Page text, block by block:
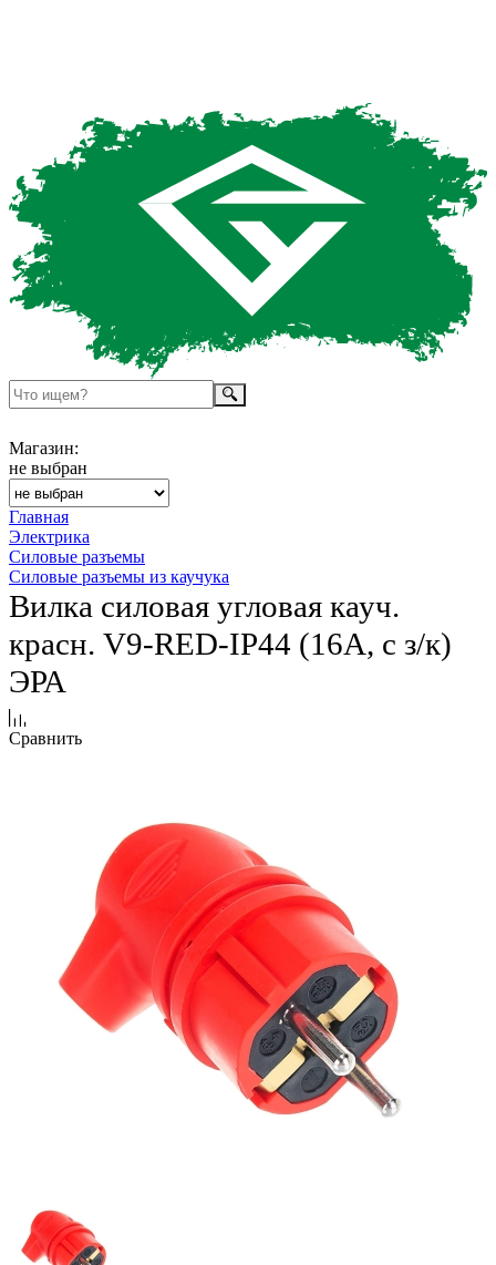
Магазин:
не выбран
Главная
Электрика
Силовые разъемы
Силовые разъемы из каучука
Вилка силовая угловая кауч.
красн. V9-RED-IP44 (16А, с з/к)
ЭРА
Сравнить